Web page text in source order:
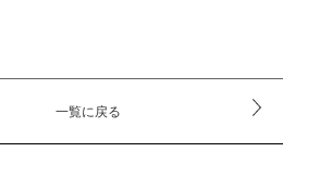
一覧に戻る